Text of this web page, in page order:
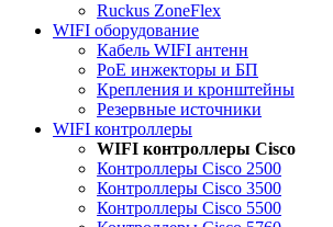
Ruckus ZoneFlex
WIFI оборудование
Кабель WIFI антенн
PoE инжекторы и БП
Крепления и кронштейны
Резервные источники
WIFI контроллеры
WIFI контроллеры Cisco
Контроллеры Cisco 2500
Контроллеры Cisco 3500
Контроллеры Cisco 5500